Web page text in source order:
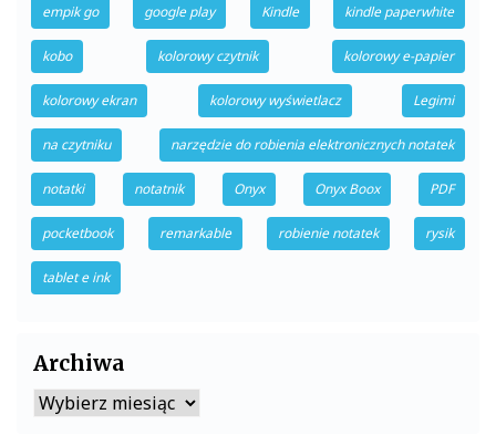
empik go google play Kindle kindle paperwhite
kobo kolorowy czytnik kolorowy e-papier
kolorowy ekran kolorowy wyświetlacz Legimi
na czytniku narzędzie do robienia elektronicznych notatek
notatki notatnik Onyx Onyx Boox PDF
pocketbook remarkable robienie notatek rysik
tablet e ink
Archiwa
Archiwa